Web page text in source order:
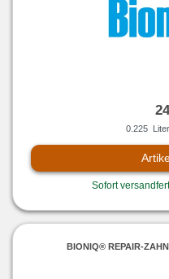
0.225 Liter
Sofort
BIONIQ® REPAIR-